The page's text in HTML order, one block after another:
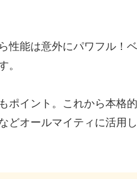
性能は意外にパワフル！
。
ポイント。これから本格
どオールマイティに活用